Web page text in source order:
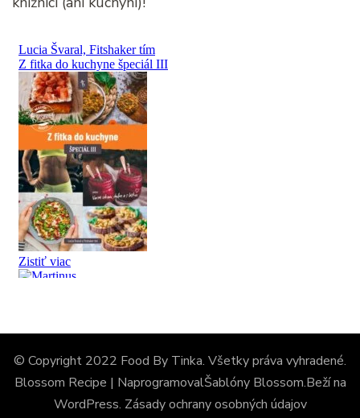
© Copyright 2022 Food By Tinka. Všetky práva vyhradené.
Blossom Recipe | NaprogramovalŠablóny Blossom.Beží na
WordPress. Zásady ochrany osobných údajov